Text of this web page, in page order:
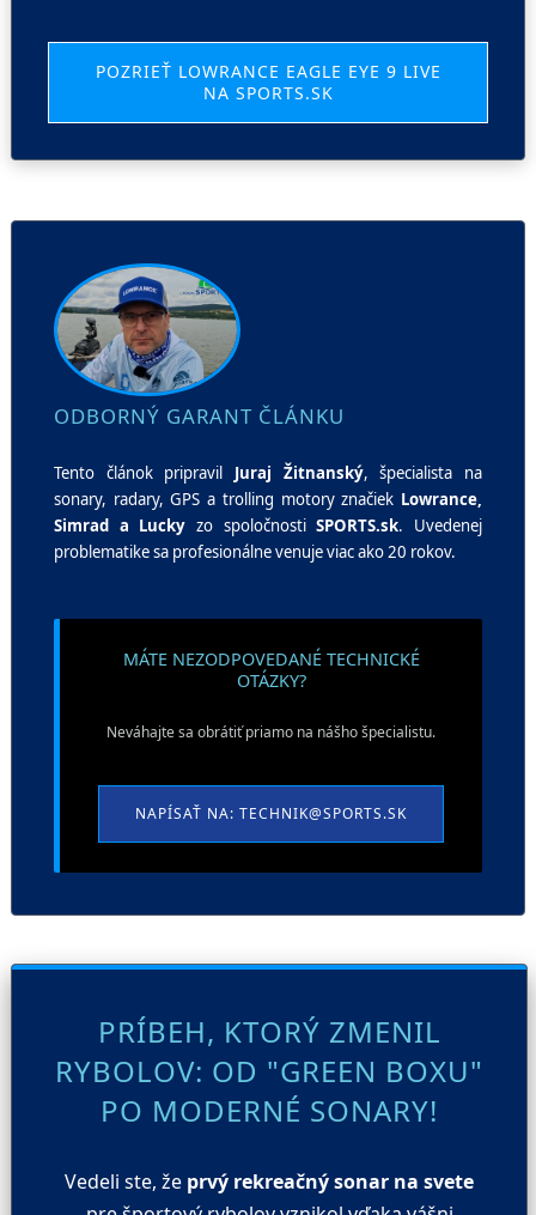
POZRIEŤ LOWRANCE EAGLE EYE 9 LIVE
NA SPORTS.SK
ODBORNÝ GARANT ČLÁNKU
Tento článok pripravil Juraj Žitnanský, špecialista na
sonary, radary, GPS a trolling motory značiek Lowrance,
Simrad a Lucky zo spoločnostiSPORTS.sk. Uvedenej
problematike sa profesionálne venuje viac ako 20 rokov.
MÁTE NEZODPOVEDANÉ TECHNICKÉ
OTÁZKY?
Neváhajte sa obrátiť priamo na nášho špecialistu.
NAPÍSAŤ NA: TECHNIK@SPORTS.SK
PRÍBEH, KTORÝ ZMENIL
RYBOLOV: OD "GREEN BOXU"
PO MODERNÉ SONARY!
Vedeli ste, že prvý rekreačný sonar na svete